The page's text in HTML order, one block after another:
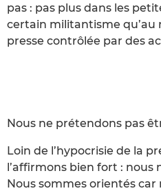
pas : pas plus dans les
certain militantisme qu’au
presse contrôlée par des
Nous ne prétendons pas
Loin de l’hypocrisie de la
l’affirmons bien fort : nous
Nous sommes orientés car